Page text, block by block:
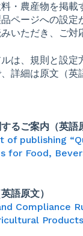
・農産物を掲載
ページへの設定
いただき、ご対
は、規則と設定
詳細は原文（英
るご案内（英語
of publishing
for Food,
語原文）
Compliance